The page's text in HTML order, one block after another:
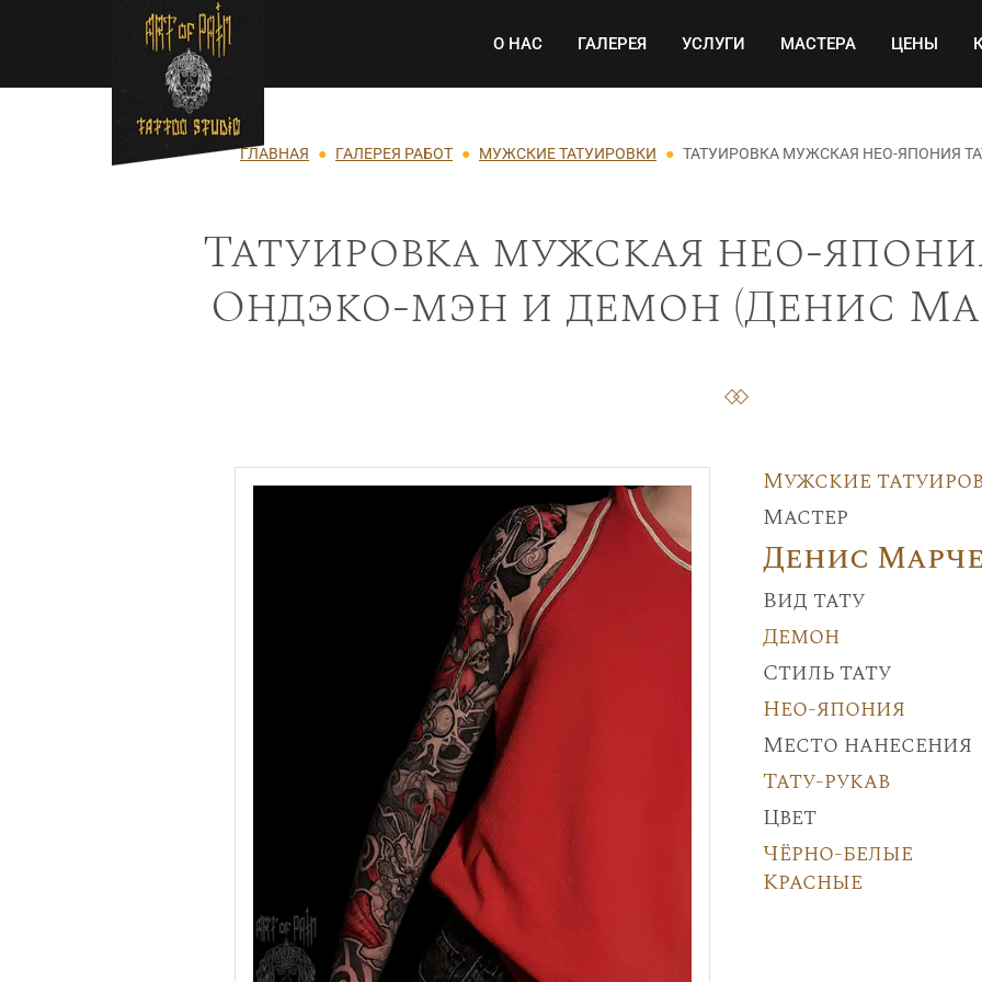
Перейти к основному содержанию Основная навигация
О НАС ГАЛЕРЕЯ УСЛУГИ МАСТЕРА ЦЕНЫ
Строка навигации
ГЛАВНАЯ ГАЛЕРЕЯ РАБОТ МУЖСКИЕ ТАТУИРОВКИ ТАТУИРОВКА МУЖСКАЯ НЕО-ЯПОНИЯ
Татуировка мужская нео-
Ондэко-мэн и демон (Денис
Мужские
Мастер
Денис
Вид тату
Демон
Стиль тату
Нео-япония
Место нанесения
Тату-рукав
Цвет
Чёрно-белые
Красные